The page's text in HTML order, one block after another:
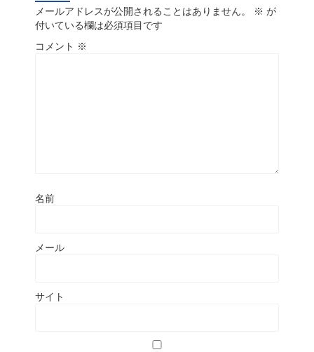
メールアドレスが公開されることはありません。 ※ が
付いている欄は必須項目です
コメント ※
名前
メール
サイト